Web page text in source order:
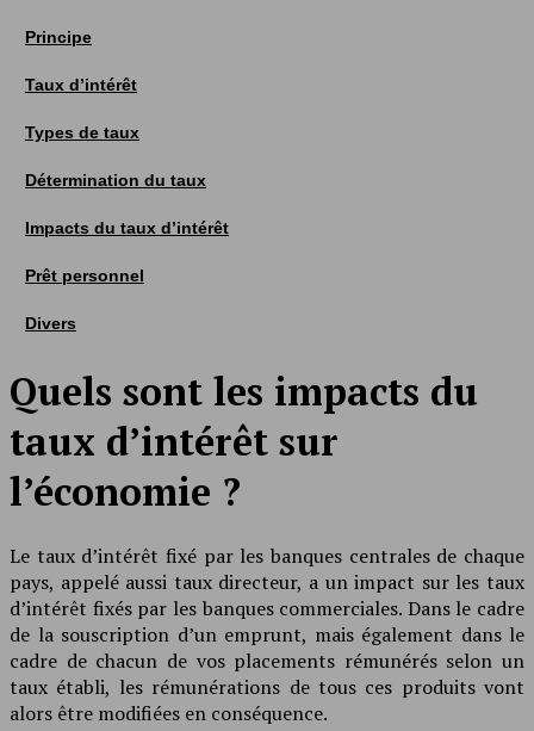
Principe
Taux d’intérêt
Types de taux
Détermination du taux
Impacts du taux d’intérêt
Prêt personnel
Divers
Quels sont les impacts du
taux d’intérêt sur
l’économie ?
Le taux d’intérêt fixé par les banques centrales de chaque
pays, appelé aussi taux directeur, a un impact sur les taux
d’intérêt fixés par les banques commerciales. Dans le cadre
de la souscription d’un emprunt, mais également dans le
cadre de chacun de vos placements rémunérés selon un
taux établi, les rémunérations de tous ces produits vont
alors être modifiées en conséquence.